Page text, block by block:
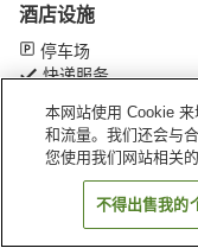
酒店设施
停车场
快递服务
首页 日本 熊本县
本网站使用 Cookie
和流量。我们还会与
您使用我们网站相关的
不得出售我的